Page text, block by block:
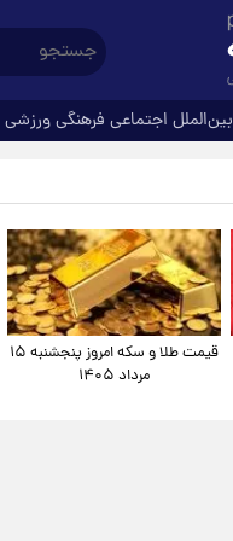
بین‌الملل اجتماعی فرهنگیورزشی
قیمت طلا و سکه امروز پنجشنبه ۱۵
مرداد ۱۴۰۵